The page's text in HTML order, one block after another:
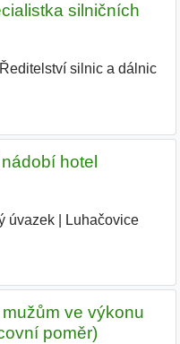
silničních
Ředitelství silnic a dálnic
hotel
úvazek| Luhačovice|
ve výkonu
poměr)